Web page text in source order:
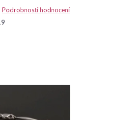
Podrobnosti hodnocení